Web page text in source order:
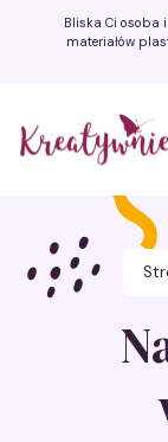
Bliska Ci osoba
materiałów
Kreatywnie.com